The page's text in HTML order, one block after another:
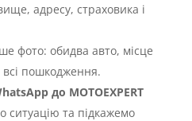
адресу, страховика і
фото: обидва авто, місце
всі пошкодження.
до MOTOEXPERT
та підкажемо